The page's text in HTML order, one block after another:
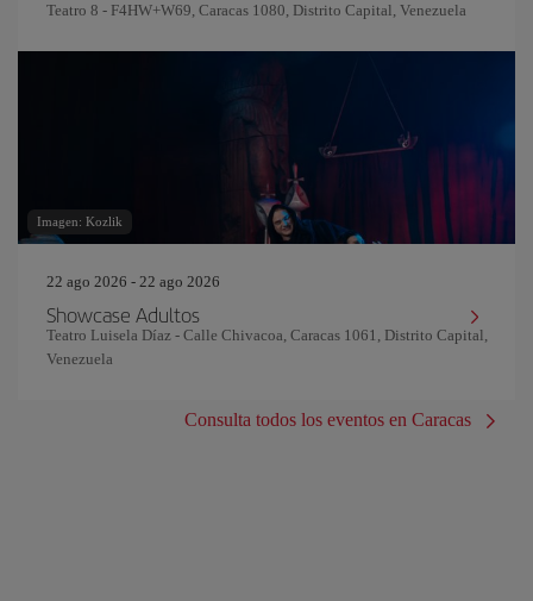
Teatro 8 - F4HW+W69, Caracas 1080, Distrito Capital, Venezuela
Imagen: Kozlik
22 ago 2026 - 22 ago 2026
Showcase Adultos
Teatro Luisela Díaz - Calle Chivacoa, Caracas 1061, Distrito Capital,
Venezuela
Consulta todos los eventos en Caracas